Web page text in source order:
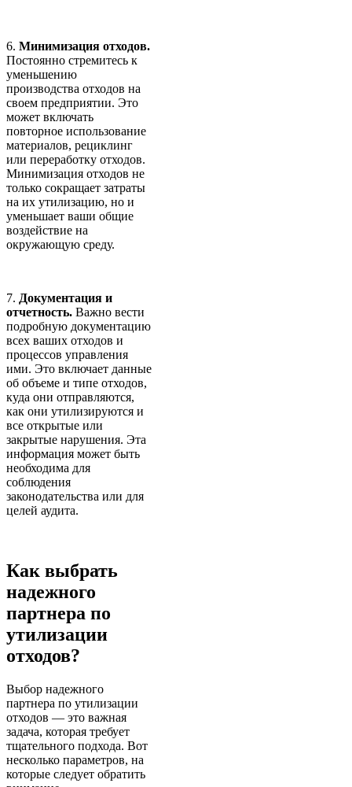
6. Минимизация отходов.
Постоянно стремитесь к
уменьшению
производства отходов на
своем предприятии. Это
может включать
повторное использование
материалов, рециклинг
или переработку отходов.
Минимизация отходов не
только сокращает затраты
на их утилизацию, но и
уменьшает ваши общие
воздействие на
окружающую среду.
7. Документация и
отчетность. Важно вести
подробную документацию
всех ваших отходов и
процессов управления
ими. Это включает данные
об объеме и типе отходов,
куда они отправляются,
как они утилизируются и
все открытые или
закрытые нарушения. Эта
информация может быть
необходима для
соблюдения
законодательства или для
целей аудита.
Как выбрать
надежного
партнера по
утилизации
отходов?
Выбор надежного
партнера по утилизации
отходов — это важная
задача, которая требует
тщательного подхода. Вот
несколько параметров, на
которые следует обратить